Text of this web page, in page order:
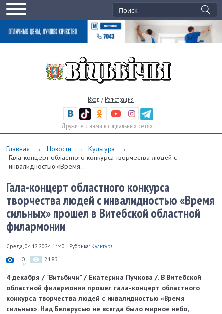
Вход / Регистрация
Дружите с нами в социальных сетях!
Главная → Новости → Культура
→
Гала-концерт областного конкурса творчества людей с
инвалидностью «Время...
Гала-концерт областного конкурса
творчества людей с инвалидностью «Время
сильных» прошел в Витебской областной
филармонии
Среда, 04.12.2024 14:40 | Рубрика: Культура
0 2183
4 декабря / "Витьбичи" / Екатерина Пучкова /. В Витебской
областной филармонии прошел гала-концерт областного
конкурса творчества людей с инвалидностью «Время
сильных». Над Беларусью не всегда было мирное небо,